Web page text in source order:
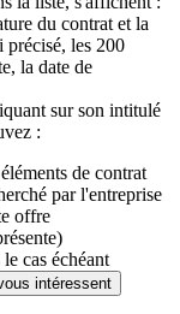
du contrat et la
précisé, les 200
la date de
sur son intitulé
:
de contrat
par l'entreprise
offre
cas échéant
intéressent